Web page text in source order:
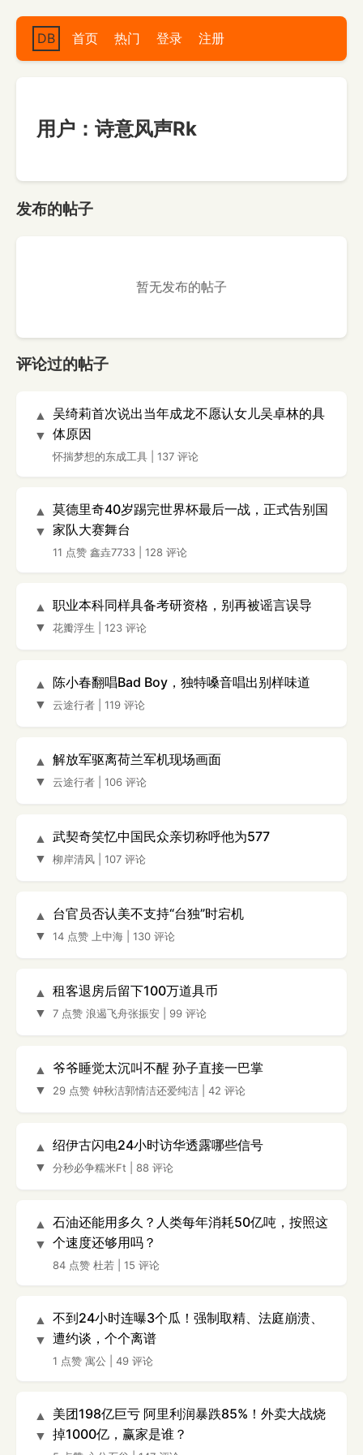
DB 首页 热门 登录 注册
用户：诗意风声Rk
发布的帖子
暂无发布的帖子
评论过的帖子
▲
▼
吴绮莉首次说出当年成龙不愿认女儿吴卓林的具
体原因
怀揣梦想的东成工具 137 评论
▲
▼
莫德里奇40岁踢完世界杯最后一战，正式告别国
家队大赛舞台
11 点赞 鑫垚7733 128 评论
▲
▼
职业本科同样具备考研资格，别再被谣言误导
花瓣浮生 123 评论
▲
▼
陈小春翻唱Bad Boy，独特嗓音唱出别样味道
云途行者 119 评论
▲
▼
解放军驱离荷兰军机现场画面
云途行者 106 评论
▲
▼
武契奇笑忆中国民众亲切称呼他为577
柳岸清风 107 评论
▲
▼
台官员否认美不支持“台独”时宕机
14 点赞 上中海 130 评论
▲
▼
租客退房后留下100万道具币
7 点赞 浪遏飞舟张振安 99 评论
▲
▼
爷爷睡觉太沉叫不醒 孙子直接一巴掌
29 点赞 钟秋洁郭情洁还爱纯洁 42 评论
▲
▼
绍伊古闪电24小时访华透露哪些信号
分秒必争糯米Ft 88 评论
▲
▼
石油还能用多久？人类每年消耗50亿吨，按照这
个速度还够用吗？
84 点赞 杜若 15 评论
▲
▼
不到24小时连曝3个瓜！强制取精、法庭崩溃、
遭约谈，个个离谱
1 点赞 寓公 49 评论
▲
▼
美团198亿巨亏 阿里利润暴跌85%！外卖大战烧
掉1000亿，赢家是谁？